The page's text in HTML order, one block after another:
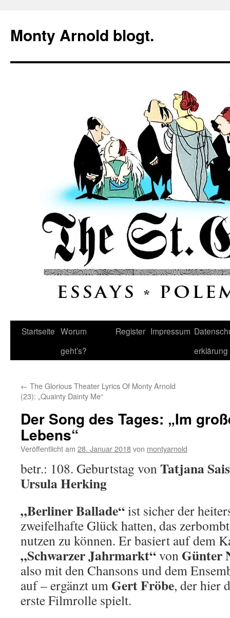
springen
Monty Arnold blogt.
Startseite Worum
geht’s?
Register Impressum
erklärung
← The Glorious Theater Lyrics Of Monty Arnold
(23): „Quainty Dainty Me“
Der Song des Tages: „Im
Lebens“
Veröffentlicht am 28. Januar 2018von montyarnold
betr.: 108. Geburtstag vonTatjana Sais
Ursula Herking
„Berliner Ballade“ist sicher der
zweifelhafte Glück hatten, das
nutzen zu können. Er basiert auf dem
„Schwarzer Jahrmarkt“von Günter
also mit den Chansons und dem
auf – ergänzt um Gert Fröbe, der hier
erste Filmrolle spielt.